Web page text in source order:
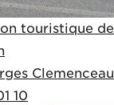
touristique
Clemenceau
10